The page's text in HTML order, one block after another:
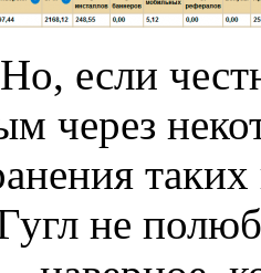
если
через
не